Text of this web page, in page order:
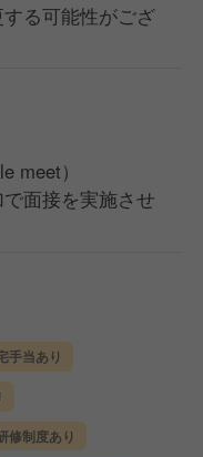
る可能性がござ
meet）
面接を実施させ
手当あり
修制度あり